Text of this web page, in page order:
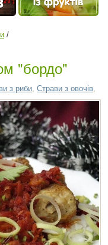
"бордо"
з риби Страви з овочів